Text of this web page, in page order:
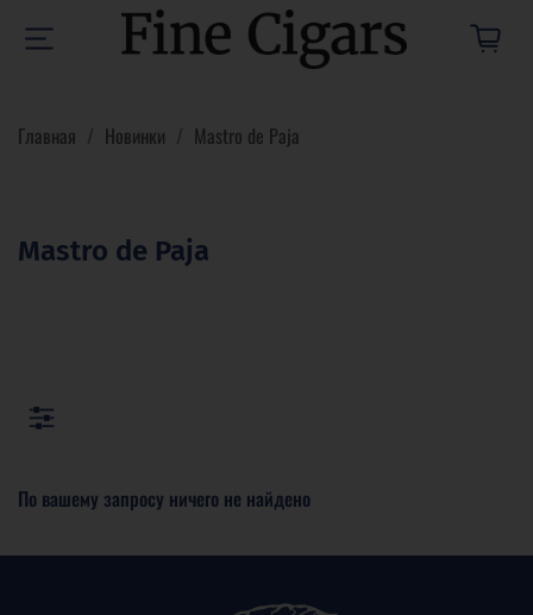
Главная Новинки Mastro de Paja
Mastro de Paja
По вашему запросу ничего не найдено